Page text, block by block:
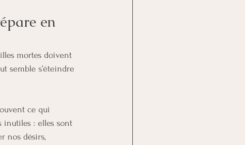
en
mortes doivent
semble s’éteindre
ce qui
inutiles : elles sont
nos désirs,